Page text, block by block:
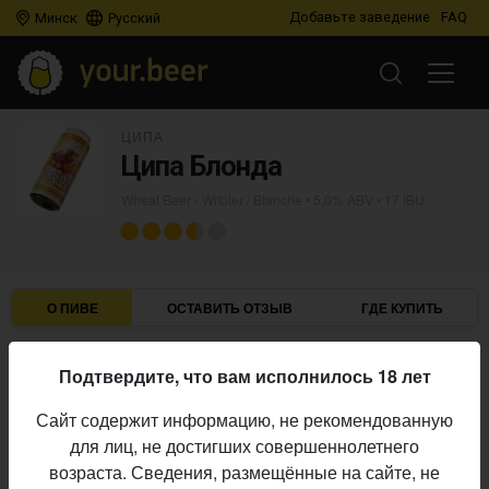
Минск Русский Добавьте заведение FAQ
Ципа Блонда
О ПИВЕ ОСТАВИТЬ ОТЗЫВ ГДЕ КУПИТЬ
Пивоварня:
Алкоголь:
5,0%
Горечь:
17 IBU
Начало
Подтвердите, что вам исполнилось 18 лет
Сайт содержит информацию, не рекомендованную
для лиц, не достигших совершеннолетнего
возраста. Сведения, размещённые на сайте, не